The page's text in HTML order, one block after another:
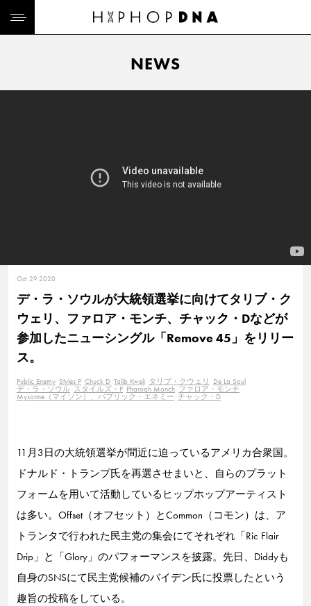
NEWS
Oct. 29 2020
デ・ラ・ソウルが大統領選挙に向けてタリブ・ク
ウェリ、ファロア・モンチ、チャック・Dなどが
参加したニューシングル「Remove 45」をリリー
ス。
Public Enemy Styles P Chuck D Talib Kweli タリブ・クウェリ De La Soul
デ・ラ・ソウル スタイルズ・P Pharoah Monch ファロア・モンチ
Mysonne（マイソン）、パブリック・エネミー チャック・D
11月3日の大統領選挙が間近に迫っているアメリカ合衆国。
ドナルド・トランプ氏を再選させまいと、自らのプラット
フォームを用いて活動しているヒップホップアーティスト
は多い。Offset（オフセット）とCommon（コモン）は、ア
トランタで行われた民主党の集会にてそれぞれ「Ric Flair
Drip」と「Glory」のパフォーマンスを披露。先日、Diddyも
自身のSNSにて民主党候補のバイデン氏に投票したという
趣旨の投稿をしている。